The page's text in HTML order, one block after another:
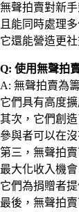
無聲拍賣對新
且能同時處理
它還能營造更
Q: 使用無聲拍
A: 無聲拍賣為
它們具有高度
其次，它們創
參與者可以在
第三，無聲拍
最大化收入機會
它們為捐贈者
最後，無聲拍